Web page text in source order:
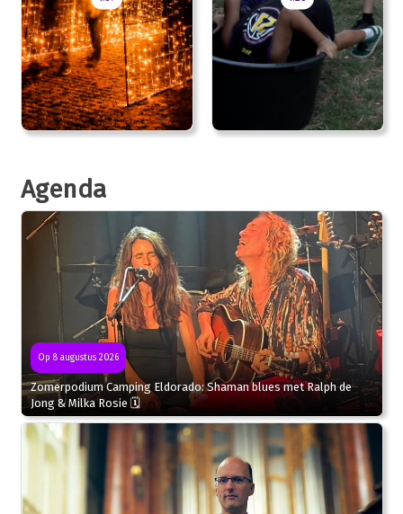
Agenda
Op 8 augustus 2026
Zomerpodium Camping Eldorado: Shaman blues met Ralph de
Jong & Milka Rosie 🗓